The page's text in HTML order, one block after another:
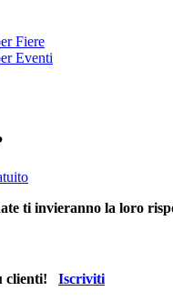
Fiere
Eventi
ti invieranno la loro
clienti! Iscriviti